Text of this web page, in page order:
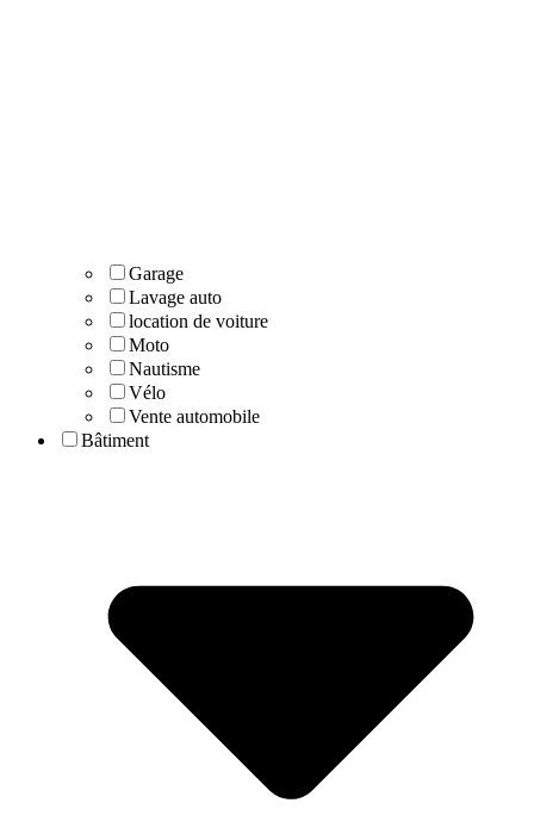
Garage
Lavage auto
location de voiture
Moto
Nautisme
Vélo
Vente automobile
Bâtiment